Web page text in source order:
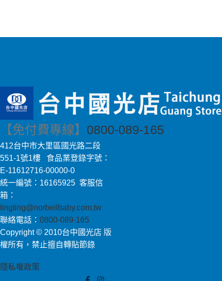
【免付費專線】 0800-089-165
412台中市大里區國光路二段
551-1號1樓 食品業登錄字號：
E-11612716-00000-0
統一編號：16165925 客服信
箱：
tingting@norbeilbaby.com.tw
聯絡電話： 0800-089-165
Copyright © 2010台中國光店 版
權所有，禁止擅自轉貼節錄
隱私權政策